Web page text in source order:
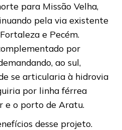
para Missão Velha,
pela via existente
e Pecém.
por
ao sul,
se articularia à hidrovia
por linha férrea
e o porto de Aratu.
desse projeto.